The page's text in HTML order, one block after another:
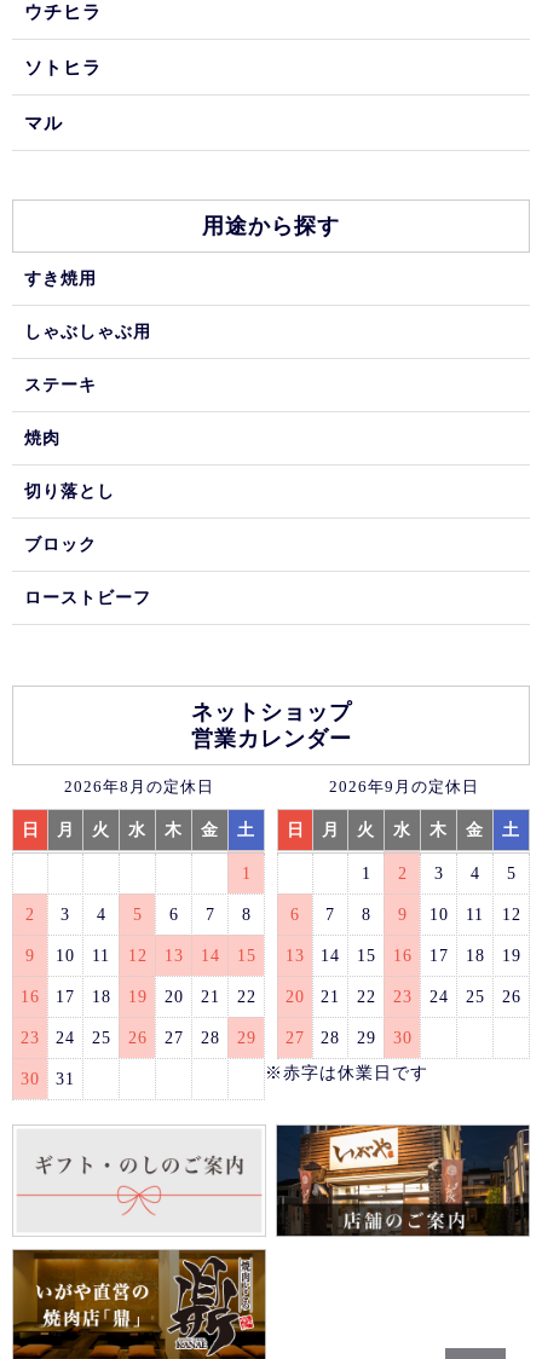
ウチヒラ
ソトヒラ
マル
用途から探す
すき焼用
しゃぶしゃぶ用
ステーキ
焼肉
切り落とし
ブロック
ローストビーフ
ネットショップ
営業カレンダー
2026年8月の定休日
日 月 火 水 木 金 土
1
2 3 4 5 6 7 8
9 10 11 12 13 14 15
16 17 18 19 20 21 22
23 24 25 26 27 28 29
30 31
2026年9月の定休日
日 月 火 水 木 金 土
1 2 3 4 5
6 7 8 9 10 11 12
13 14 15 16 17 18 19
20 21 22 23 24 25 26
27 28 29
30
※赤字は休業日です